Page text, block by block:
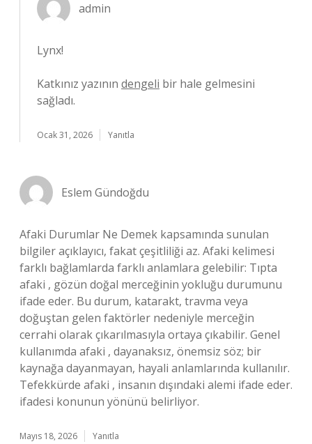
admin
Lynx!
Katkınız yazının dengeli bir hale gelmesini
sağladı.
Ocak 31, 2026 Yanıtla
Eslem Gündoğdu
Afaki Durumlar Ne Demek kapsamında sunulan
bilgiler açıklayıcı, fakat çeşitliliği az. Afaki kelimesi
farklı bağlamlarda farklı anlamlara gelebilir: Tıpta
afaki , gözün doğal merceğinin yokluğu durumunu
ifade eder. Bu durum, katarakt, travma veya
doğuştan gelen faktörler nedeniyle merceğin
cerrahi olarak çıkarılmasıyla ortaya çıkabilir. Genel
kullanımda afaki , dayanaksız, önemsiz söz; bir
kaynağa dayanmayan, hayali anlamlarında kullanılır.
Tefekkürde afaki , insanın dışındaki alemi ifade eder.
ifadesi konunun yönünü belirliyor.
Mayıs 18, 2026 Yanıtla